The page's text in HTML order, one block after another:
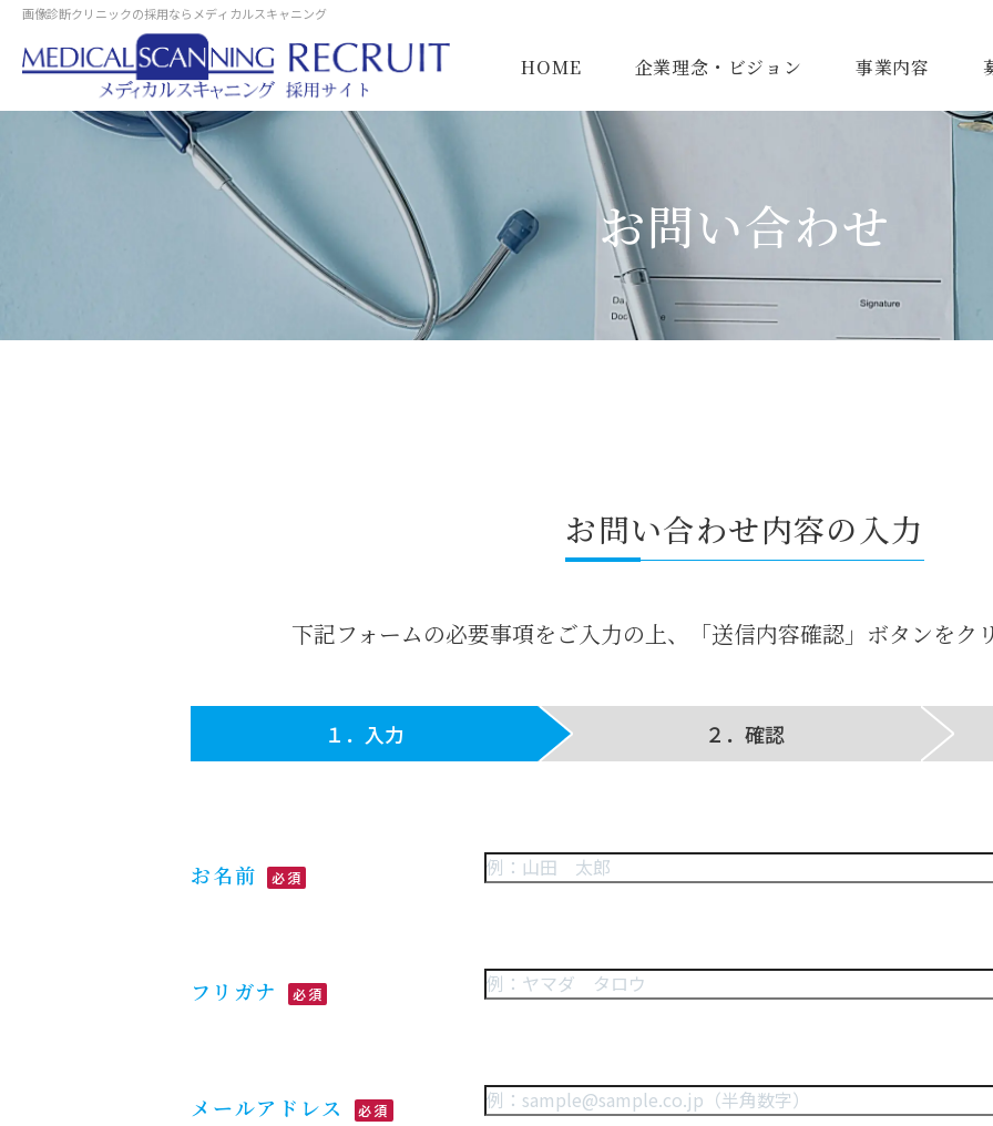
画像診断クリニックの採用ならメディカルスキャニング
HOME 企業理念・ビジョン 事業内容
お問い合わせ
お問い合わせ内容の入力
下記フォームの必要事項をご入力の上、「送信内容確認」ボタンをク
１．入力 ２．確認
お名前 必須
フリガナ 必須
メールアドレス 必須